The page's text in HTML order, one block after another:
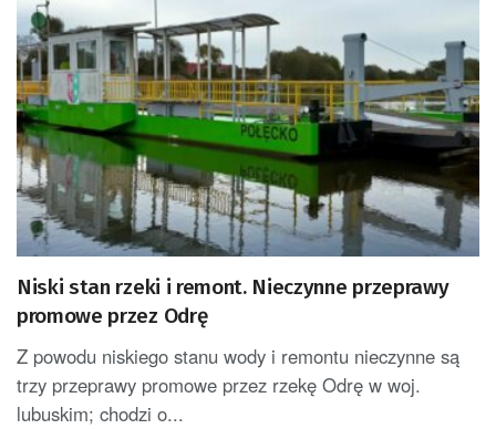
Niski stan rzeki i remont. Nieczynne przeprawy
promowe przez Odrę
Z powodu niskiego stanu wody i remontu nieczynne są
trzy przeprawy promowe przez rzekę Odrę w woj.
lubuskim; chodzi o...